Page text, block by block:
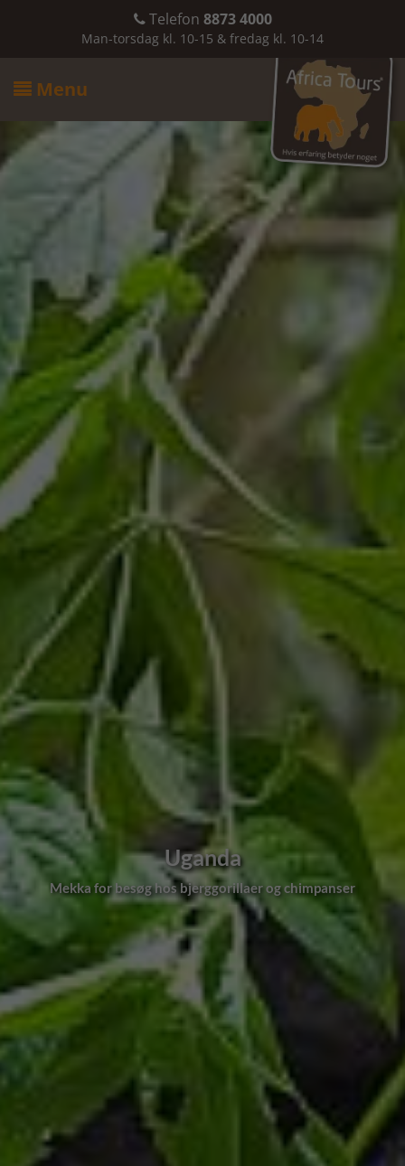
Telefon 8873 4000
Man-torsdag kl. 10-15 & fredag kl. 10-14
 Menu
Uganda
Murchison Falls, Nilen og glimrende klassisk safari mod vest og
nord